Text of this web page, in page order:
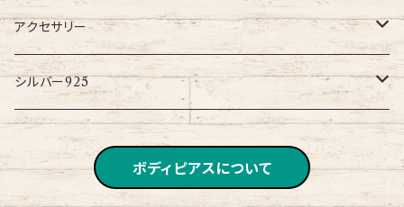
パーツ
アイレット
プラグ
アイレット
ボディピアス・ピアス以外
アクセサリー
ネックレス
ブレスレット
シルバー925
チェーン
ボディピアスについて